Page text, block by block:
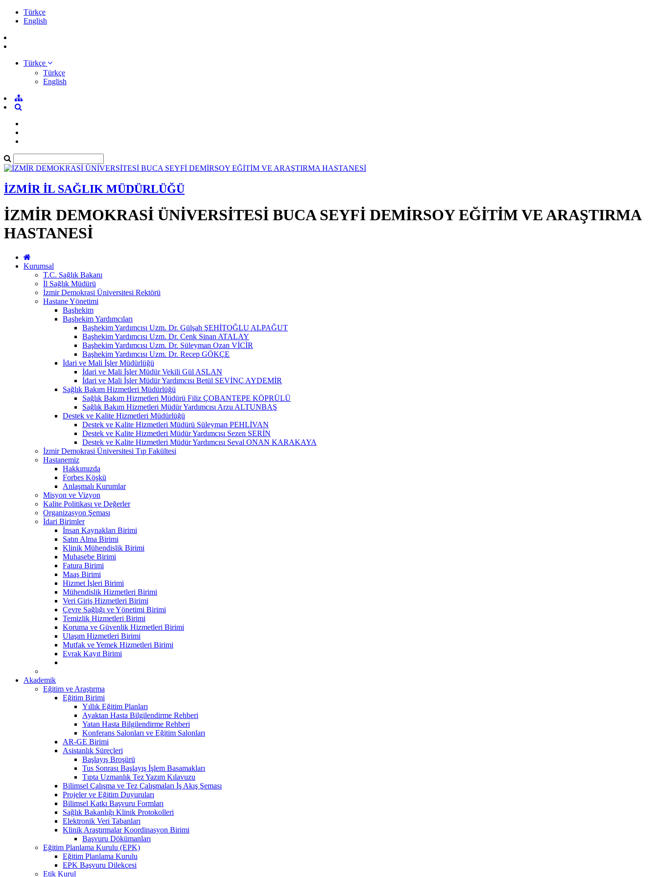
Türkçe
English
Türkçe
Türkçe
English
İZMİR İL SAĞLIK MÜDÜRLÜĞÜ
İZMİR DEMOKRASİ ÜNİVERSİTESİ BUCA SEYFİ DEMİRSOY EĞİTİM VE ARAŞTIRMA
HASTANESİ
Kurumsal
T.C. Sağlık Bakanı
İl Sağlık Müdürü
İzmir Demokrasi Üniversitesi Rektörü
Hastane Yönetimi
Başhekim
Başhekim Yardımcıları
Başhekim Yardımcısı Uzm. Dr. Gülşah ŞEHİTOĞLU ALPAĞUT
Başhekim Yardımcısı Uzm. Dr. Cenk Sinan ATALAY
Başhekim Yardımcısı Uzm. Dr. Süleyman Ozan VİCİR
Başhekim Yardımcısı Uzm. Dr. Recep GÖKÇE
İdari ve Mali İşler Müdürlüğü
İdari ve Mali İşler Müdür Vekili Gül ASLAN
İdari ve Mali İşler Müdür Yardımcısı Betül SEVİNÇ AYDEMİR
Sağlık Bakım Hizmetleri Müdürlüğü
Sağlık Bakım Hizmetleri Müdürü Filiz ÇOBANTEPE KÖPRÜLÜ
Sağlık Bakım Hizmetleri Müdür Yardımcısı Arzu ALTUNBAŞ
Destek ve Kalite Hizmetleri Müdürlüğü
Destek ve Kalite Hizmetleri Müdürü Süleyman PEHLİVAN
Destek ve Kalite Hizmetleri Müdür Yardımcısı Sezen SERİN
Destek ve Kalite Hizmetleri Müdür Yardımcısı Seval ONAN KARAKAYA
İzmir Demokrasi Üniversitesi Tıp Fakültesi
Hastanemiz
Hakkımızda
Forbes Köşkü
Anlaşmalı Kurumlar
Misyon ve Vizyon
Kalite Politikası ve Değerler
Organizasyon Şeması
İdari Birimler
İnsan Kaynakları Birimi
Satın Alma Birimi
Klinik Mühendislik Birimi
Muhasebe Birimi
Fatura Birimi
Maaş Birimi
Hizmet İşleri Birimi
Mühendislik Hizmetleri Birimi
Veri Giriş Hizmetleri Birimi
Çevre Sağlığı ve Yönetimi Birimi
Temizlik Hizmetleri Birimi
Koruma ve Güvenlik Hizmetleri Birimi
Ulaşım Hizmetleri Birimi
Mutfak ve Yemek Hizmetleri Birimi
Evrak Kayıt Birimi
Akademik
Eğitim ve Araştırma
Eğitim Birimi
Yıllık Eğitim Planları
Ayaktan Hasta Bilgilendirme Rehberi
Yatan Hasta Bilgilendirme Rehberi
Konferans Salonları ve Eğitim Salonları
AR-GE Birimi
Asistanlık Süreçleri
Başlayış Broşürü
Tus Sonrası Başlayış İşlem Basamakları
Tıpta Uzmanlık Tez Yazım Kılavuzu
Bilimsel Çalışma ve Tez Çalışmaları İş Akış Şeması
Projeler ve Eğitim Duyuruları
Bilimsel Katkı Başvuru Formları
Sağlık Bakanlığı Klinik Protokolleri
Elektronik Veri Tabanları
Klinik Araştırmalar Koordinasyon Birimi
Başvuru Dökümanları
Eğitim Planlama Kurulu (EPK)
Eğitim Planlama Kurulu
EPK Başvuru Dilekçesi
Etik Kurul